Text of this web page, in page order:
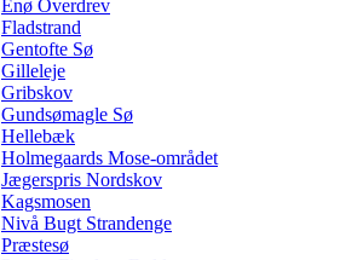
Enø Overdrev
Fladstrand
Gentofte Sø
Gilleleje
Gribskov
Gundsømagle Sø
Hellebæk
Holmegaards Mose-området
Jægerspris Nordskov
Kagsmosen
Nivå Bugt Strandenge
Præstesø